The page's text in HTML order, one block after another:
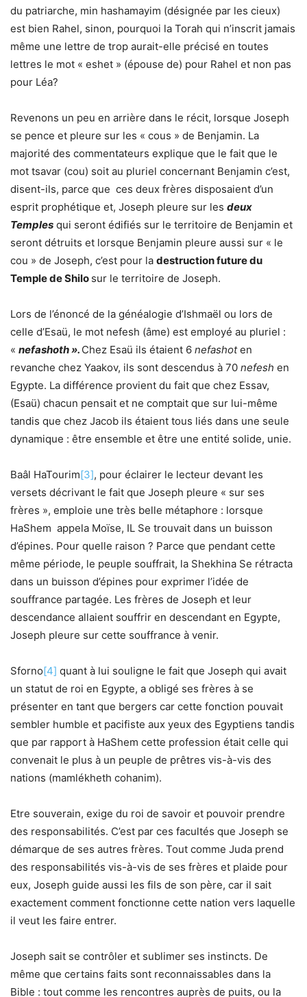
du patriarche, min hashamayim (désignée par les cieux)
est bien Rahel, sinon, pourquoi la Torah qui n’inscrit jamais
même une lettre de trop aurait-elle précisé en toutes
lettres le mot « eshet » (épouse de) pour Rahel et non pas
pour Léa?
Revenons un peu en arrière dans le récit, lorsque Joseph
se pence et pleure sur les « cous » de Benjamin. La
majorité des commentateurs explique que le fait que le
mot tsavar (cou) soit au pluriel concernant Benjamin c’est,
disent-ils, parce que ces deux frères disposaient d’un
esprit prophétique et, Joseph pleure sur les deux
Temples qui seront édifiés sur le territoire de Benjamin et
seront détruits et lorsque Benjamin pleure aussi sur « le
cou » de Joseph, c’est pour la destruction future du
Temple de Shilo sur le territoire de Joseph.
Lors de l’énoncé de la généalogie d’Ishmaël ou lors de
celle d’Esaü, le mot nefesh (âme) est employé au pluriel :
« nefashoth ». Chez Esaü ils étaient 6 nefashoten
revanche chez Yaakov, ils sont descendus à 70 nefesh en
Egypte. La différence provient du fait que chez Essav,
(Esaü) chacun pensait et ne comptait que sur lui-même
tandis que chez Jacob ils étaient tous liés dans une seule
dynamique : être ensemble et être une entité solide, unie.
Baâl HaTourim[3], pour éclairer le lecteur devant les
versets décrivant le fait que Joseph pleure « sur ses
frères », emploie une très belle métaphore : lorsque
HaShem appela Moïse, IL Se trouvait dans un buisson
d’épines. Pour quelle raison ? Parce que pendant cette
même période, le peuple souffrait, la Shekhina Se rétracta
dans un buisson d’épines pour exprimer l’idée de
souffrance partagée. Les frères de Joseph et leur
descendance allaient souffrir en descendant en Egypte,
Joseph pleure sur cette souffrance à venir.
Sforno[4] quant à lui souligne le fait que Joseph qui avait
un statut de roi en Egypte, a obligé ses frères à se
présenter en tant que bergers car cette fonction pouvait
sembler humble et pacifiste aux yeux des Egyptiens tandis
que par rapport à HaShem cette profession était celle qui
convenait le plus à un peuple de prêtres vis-à-vis des
nations (mamlékheth cohanim).
Etre souverain, exige du roi de savoir et pouvoir prendre
des responsabilités. C’est par ces facultés que Joseph se
démarque de ses autres frères. Tout comme Juda prend
des responsabilités vis-à-vis de ses frères et plaide pour
eux, Joseph guide aussi les fils de son père, car il sait
exactement comment fonctionne cette nation vers laquelle
il veut les faire entrer.
Joseph sait se contrôler et sublimer ses instincts. De
même que certains faits sont reconnaissables dans la
Bible : tout comme les rencontres auprès de puits, ou la